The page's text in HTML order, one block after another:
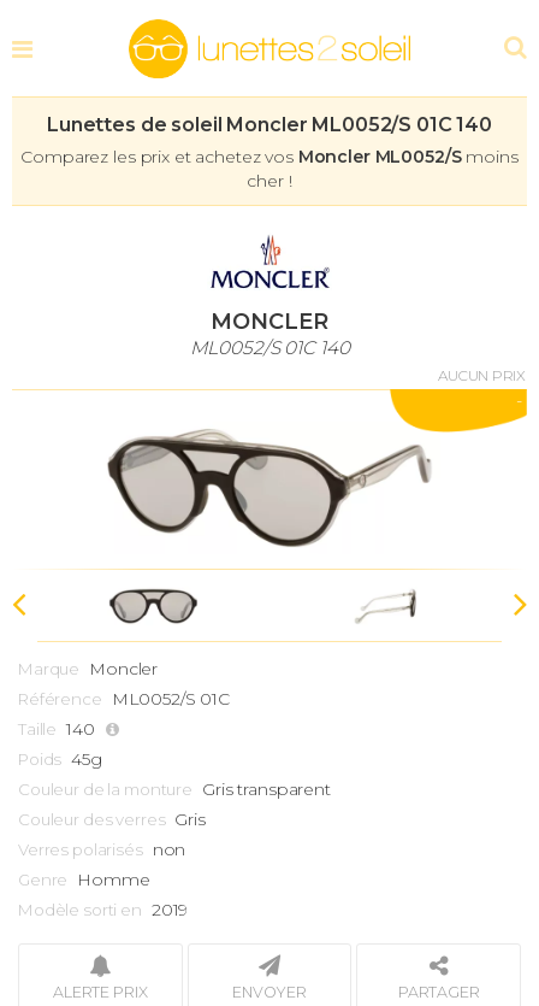
Lunettes de soleil Moncler ML0052/S 01C 140
Comparez les prix et achetez vos Moncler ML0052/Smoins
cher !
MONCLER
ML0052/S 01C 140
AUCUN PRIX
-
Marque Moncler
Référence ML0052/S 01C
Taille 140
Poids 45g
Couleur de la monture Gris transparent
Couleur des verres Gris
Verres polarisés non
Genre Homme
Modèle sorti en 2019
ALERTE PRIX ENVOYER PARTAGER